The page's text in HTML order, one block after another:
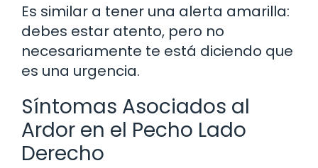
Es similar a tener una alerta amarilla:
debes estar atento, pero no
necesariamente te está diciendo que
es una urgencia.
Síntomas Asociados al
Ardor en el Pecho Lado
Derecho